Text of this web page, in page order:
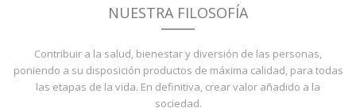
NUESTRA FILOSOFÍA
Contribuir a la salud, bienestar y diversión de las personas,
poniendo a su disposición productos de máxima calidad, para todas
las etapas de la vida. En definitiva, crear valor añadido a la
sociedad.